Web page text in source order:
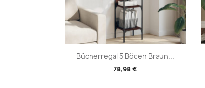
Bücherregal 5 Böden Braun...
78,98 €
Vorschau